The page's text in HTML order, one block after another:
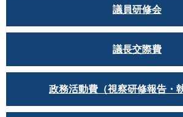
議員研修会
議長交際費
政務活動費（視察研修報告・